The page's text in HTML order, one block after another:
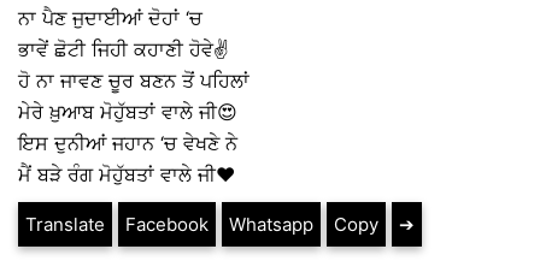
ਨਾ ਪੈਣ ਜੁਦਾਈਆਂ ਦੋਹਾਂ ‘ਚ
ਭਾਵੇਂ ਛੋਟੀ ਜਿਹੀ ਕਹਾਣੀ ਹੋਵੇ✌
ਹੋ ਨਾ ਜਾਵਣ ਚੂਰ ਬਣਨ ਤੋਂ ਪਹਿਲਾਂ
ਮੇਰੇ ਖ਼ੁਆਬ ਮੋਹੁੱਬਤਾਂ ਵਾਲੇ ਜੀ😍
ਇਸ ਦੁਨੀਆਂ ਜਹਾਨ ‘ਚ ਵੇਖਣੇ ਨੇ
ਮੈਂ ਬੜੇ ਰੰਗ ਮੋਹੁੱਬਤਾਂ ਵਾਲੇ ਜੀ❤
Translate Facebook Whatsapp Copy ➔